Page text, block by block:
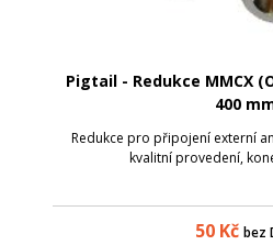
Pigtail - Redukce MMCX
400
Redukce pro připojení externí
kvalitní provedení,
50 Kč bez